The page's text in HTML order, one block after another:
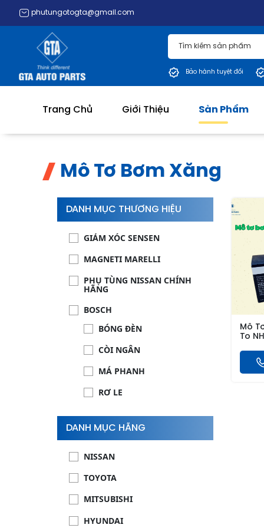
phutungotogta@gmail.com
Bảo hành tuyệt đối
Trang Chủ Giới Thiệu Sản Phẩm
Mô Tơ Bơm Xăng
DANH MỤC THƯƠNG HIỆU
GIẢM XÓC SENSEN
MAGNETI MARELLI
PHỤ TÙNG NISSAN CHÍNH
HÃNG
BOSCH
BÓNG ĐÈN
CÒI NGÂN
MÁ PHANH
RƠ LE
CHỔI GẠT MƯA
CÒI SÊN
LỌC NHỚT
MÔ BIN
MÔ TƠ BƠM XĂNG
THƯỚC LÁI
DANH MỤC HÃNG
NISSAN
TOYOTA
MITSUBISHI
HYUNDAI
Mô
To